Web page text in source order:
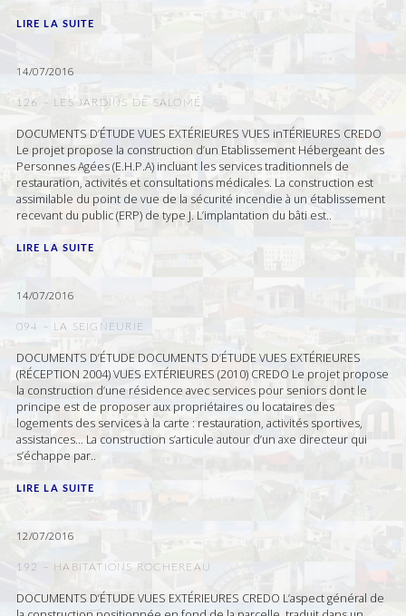
LIRE LA SUITE
14/07/2016
126 – LES JARDINS DE SALOMÉ
DOCUMENTS D’ÉTUDE VUES EXTÉRIEURES VUES inTÉRIEURES CREDO
Le projet propose la construction d’un Etablissement Hébergeant des
Personnes Agées (E.H.P.A) incluant les services traditionnels de
restauration, activités et consultations médicales. La construction est
assimilable du point de vue de la sécurité incendie à un établissement
recevant du public (ERP) de type J. L’implantation du bâti est..
LIRE LA SUITE
14/07/2016
094 – LA SEIGNEURIE
DOCUMENTS D’ÉTUDE DOCUMENTS D’ÉTUDE VUES EXTÉRIEURES
(RÉCEPTION 2004) VUES EXTÉRIEURES (2010) CREDO Le projet propose
la construction d’une résidence avec services pour seniors dont le
principe est de proposer aux propriétaires ou locataires des
logements des services à la carte : restauration, activités sportives,
assistances… La construction s’articule autour d’un axe directeur qui
s’échappe par..
LIRE LA SUITE
12/07/2016
192 – HABITATIONS ROCHEREAU
DOCUMENTS D’ÉTUDE VUES EXTÉRIEURES CREDO L’aspect général de